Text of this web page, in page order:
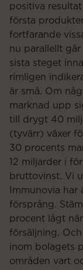
positiva
första
fortfarande
nu parallellt
sista steget
rimligen
är små. Om
marknad upp
till drygt 40
(tyvärr) växer
30 procents
12 miljarder i
bruttovinst. Vi
Immunovia
försprång.
procent lågt
försäljning.
inom bolagets
områden vart